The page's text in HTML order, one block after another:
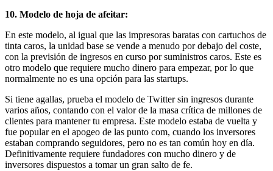
10. Modelo de hoja de afeitar:
En este modelo, al igual que las impresoras baratas con cartuchos de
tinta caros, la unidad base se vende a menudo por debajo del coste,
con la previsión de ingresos en curso por suministros caros. Este es
otro modelo que requiere mucho dinero para empezar, por lo que
normalmente no es una opción para las startups.
Si tiene agallas, prueba el modelo de Twitter sin ingresos durante
varios años, contando con el valor de la masa crítica de millones de
clientes para mantener tu empresa. Este modelo estaba de vuelta y
fue popular en el apogeo de las punto com, cuando los inversores
estaban comprando seguidores, pero no es tan común hoy en día.
Definitivamente requiere fundadores con mucho dinero y de
inversores dispuestos a tomar un gran salto de fe.